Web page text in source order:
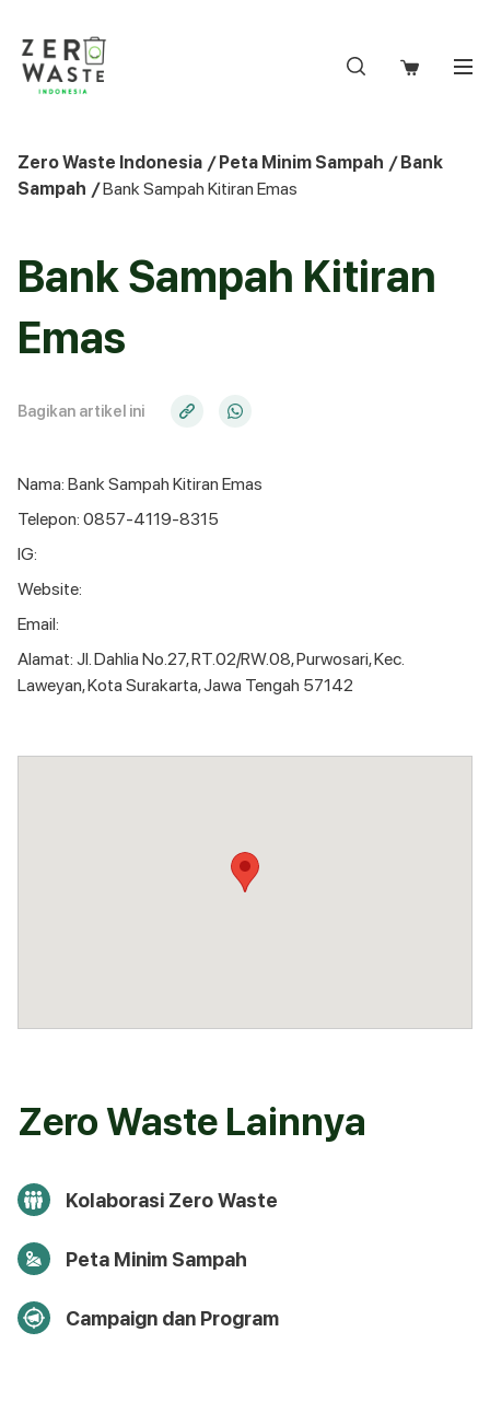
Zero Waste Indonesia / Peta Minim Sampah / Bank
Sampah / Bank Sampah Kitiran Emas
Bank Sampah Kitiran
Emas
Bagikan artikel ini
Nama: Bank Sampah Kitiran Emas
Telepon: 0857-4119-8315
IG:
Website:
Email:
Alamat: Jl. Dahlia No.27, RT.02/RW.08, Purwosari, Kec.
Laweyan, Kota Surakarta, Jawa Tengah 57142
Zero Waste Lainnya
Kolaborasi Zero Waste
Peta Minim Sampah
Campaign dan Program